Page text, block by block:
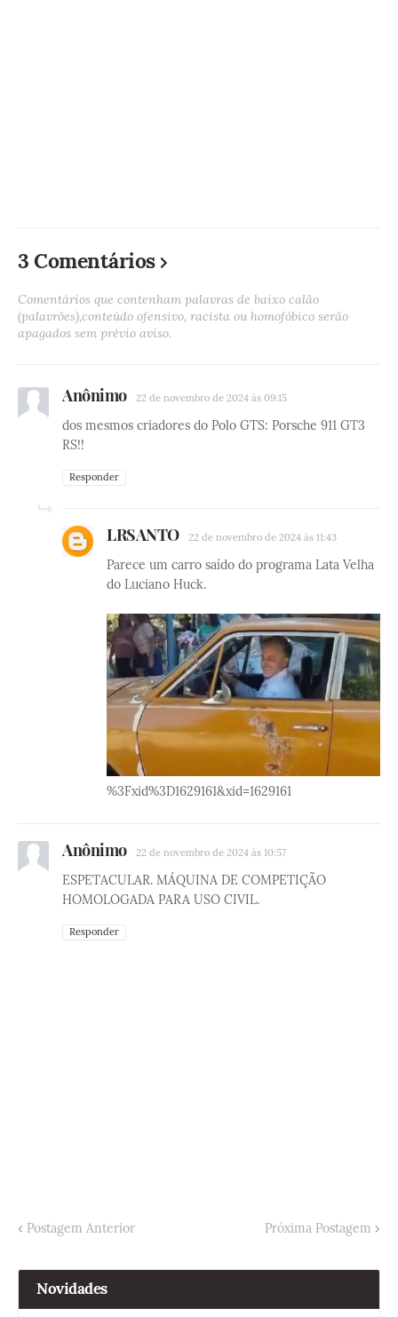
3 Comentários
Comentários que contenham palavras de baixo calão
(palavrões),conteúdo ofensivo, racista ou homofóbico serão
apagados sem prévio aviso.
Anônimo 22 de novembro de 2024 às 09:15
dos mesmos criadores do Polo GTS: Porsche 911 GT3
RS!!
Responder
LRSANTO 22 de novembro de 2024 às 11:43
Parece um carro saído do programa Lata Velha
do Luciano Huck.
%3Fxid%3D1629161&xid=1629161
Anônimo 22 de novembro de 2024 às 10:57
ESPETACULAR. MÁQUINA DE COMPETIÇÃO
HOMOLOGADA PARA USO CIVIL.
Responder
Postagem Anterior Próxima Postagem
Novidades